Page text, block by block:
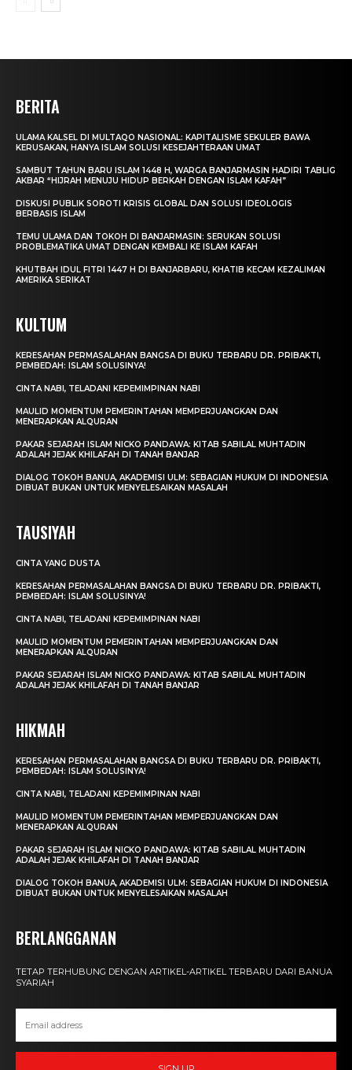
BERITA
ULAMA KALSEL DI MULTAQO NASIONAL: KAPITALISME SEKULER BAWA
KERUSAKAN, HANYA ISLAM SOLUSI KESEJAHTERAAN UMAT
SAMBUT TAHUN BARU ISLAM 1448 H, WARGA BANJARMASIN HADIRI TABLIG
AKBAR “HIJRAH MENUJU HIDUP BERKAH DENGAN ISLAM KAFAH”
DISKUSI PUBLIK SOROTI KRISIS GLOBAL DAN SOLUSI IDEOLOGIS
BERBASIS ISLAM
TEMU ULAMA DAN TOKOH DI BANJARMASIN: SERUKAN SOLUSI
PROBLEMATIKA UMAT DENGAN KEMBALI KE ISLAM KAFAH
KHUTBAH IDUL FITRI 1447 H DI BANJARBARU, KHATIB KECAM KEZALIMAN
AMERIKA SERIKAT
KULTUM
KERESAHAN PERMASALAHAN BANGSA DI BUKU TERBARU DR. PRIBAKTI,
PEMBEDAH: ISLAM SOLUSINYA!
CINTA NABI, TELADANI KEPEMIMPINAN NABI
MAULID MOMENTUM PEMERINTAHAN MEMPERJUANGKAN DAN
MENERAPKAN ALQURAN
PAKAR SEJARAH ISLAM NICKO PANDAWA: KITAB SABILAL MUHTADIN
ADALAH JEJAK KHILAFAH DI TANAH BANJAR
DIALOG TOKOH BANUA, AKADEMISI ULM: SEBAGIAN HUKUM DI INDONESIA
DIBUAT BUKAN UNTUK MENYELESAIKAN MASALAH
TAUSIYAH
CINTA YANG DUSTA
KERESAHAN PERMASALAHAN BANGSA DI BUKU TERBARU DR. PRIBAKTI,
PEMBEDAH: ISLAM SOLUSINYA!
CINTA NABI, TELADANI KEPEMIMPINAN NABI
MAULID MOMENTUM PEMERINTAHAN MEMPERJUANGKAN DAN
MENERAPKAN ALQURAN
PAKAR SEJARAH ISLAM NICKO PANDAWA: KITAB SABILAL MUHTADIN
ADALAH JEJAK KHILAFAH DI TANAH BANJAR
HIKMAH
KERESAHAN PERMASALAHAN BANGSA DI BUKU TERBARU DR. PRIBAKTI,
PEMBEDAH: ISLAM SOLUSINYA!
CINTA NABI, TELADANI KEPEMIMPINAN NABI
MAULID MOMENTUM PEMERINTAHAN MEMPERJUANGKAN DAN
MENERAPKAN ALQURAN
PAKAR SEJARAH ISLAM NICKO PANDAWA: KITAB SABILAL MUHTADIN
ADALAH JEJAK KHILAFAH DI TANAH BANJAR
DIALOG TOKOH BANUA, AKADEMISI ULM: SEBAGIAN HUKUM DI INDONESIA
DIBUAT BUKAN UNTUK MENYELESAIKAN MASALAH
BERLANGGANAN
TETAP TERHUBUNG DENGAN ARTIKEL-ARTIKEL TERBARU DARI BANUA
SYARIAH